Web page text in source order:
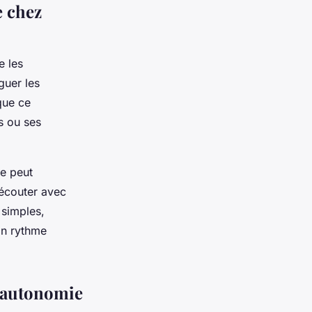
chez
les
les
ce
ou ses
peut
avec
rythme